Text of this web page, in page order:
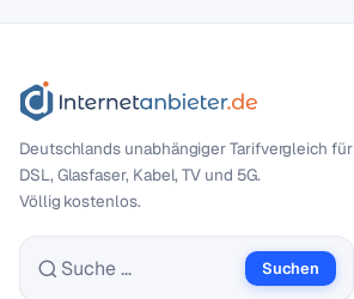
Deutschlands unabhängiger Tarif­vergleich für
DSL, Glasfaser, Kabel, TV und 5G.
Völlig kostenlos.
Suche nach:
Suchen